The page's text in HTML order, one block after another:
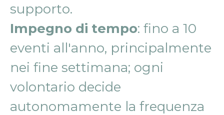
supporto.
Impegno di tempo: fino a 10
eventi all'anno, principalmente
nei fine settimana; ogni
volontario decide
autonomamente la frequenza